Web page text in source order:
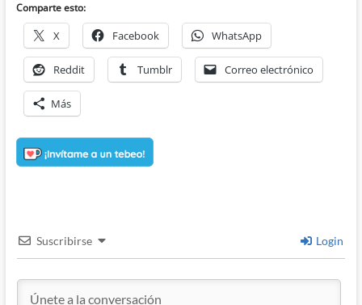
Comparte esto:
X Facebook WhatsApp
Reddit Tumblr Correo electrónico
Más
Suscribirse Login